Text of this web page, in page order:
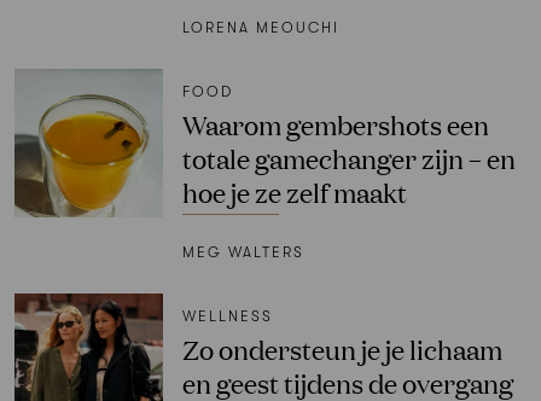
LORENA MEOUCHI
FOOD
Waarom gembershots een
totale gamechanger zijn – en
hoe je ze zelf maakt
MEG WALTERS
WELLNESS
Zo ondersteun je je lichaam
en geest tijdens de overgang